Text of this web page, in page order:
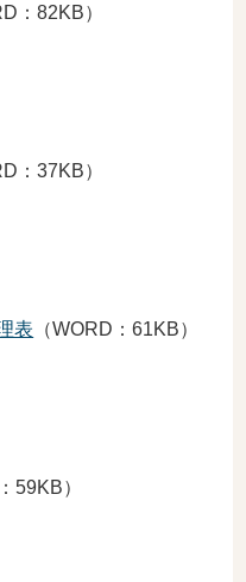
：82KB）
：37KB）
表 （WORD：61KB）
59KB）